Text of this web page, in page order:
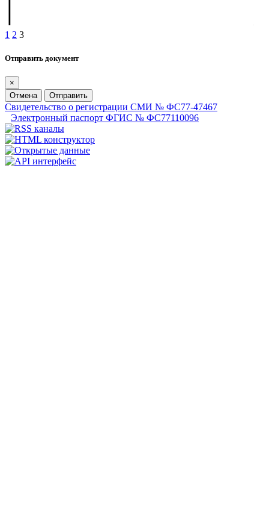
1 2 3
Отправить документ
×
Отмена
Отправить
Свидетельство о регистрации СМИ № ФС77-47467
Электронный паспорт ФГИС № ФС77110096